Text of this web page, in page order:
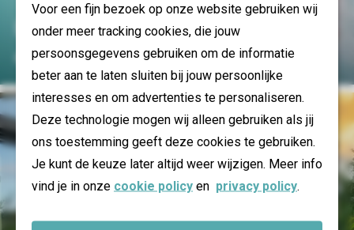
Voor een fijn bezoek op onze website gebruiken wij
onder meer tracking cookies, die jouw
persoonsgegevens gebruiken om de informatie
beter aan te laten sluiten bij jouw persoonlijke
interesses en om advertenties te personaliseren.
Deze technologie mogen wij alleen gebruiken als jij
ons toestemming geeft deze cookies te gebruiken.
Je kunt de keuze later altijd weer wijzigen. Meer info
vind je in onze cookie policy en privacy policy.
Badespaß
Ferienparks entdecken